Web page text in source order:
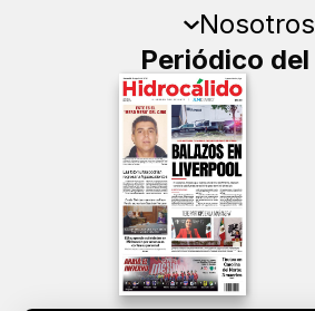
Nosotros
Periódico del